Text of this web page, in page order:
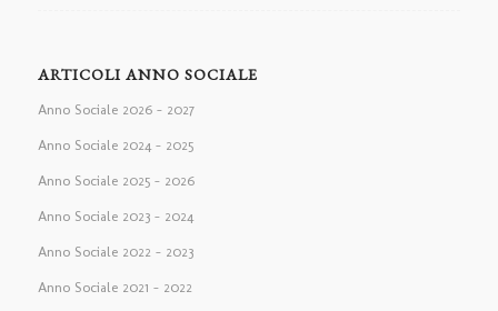
ARTICOLI ANNO SOCIALE
Anno Sociale 2026 – 2027
Anno Sociale 2024 – 2025
Anno Sociale 2025 – 2026
Anno Sociale 2023 – 2024
Anno Sociale 2022 – 2023
Anno Sociale 2021 – 2022